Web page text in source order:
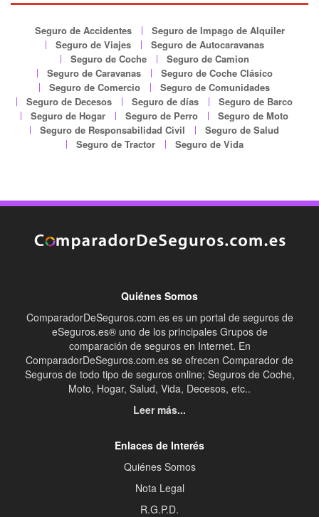
Seguro de Accidentes
Seguro de Impago de Alquiler
Seguro de Viajes
Seguro de Autocaravanas
Seguro de Coche
Seguro de Camion
Seguro de Caravanas
Seguro de Coche Clásico
Seguro de Comercio
Seguro de Comunidades
Seguro de Decesos
Seguro de días
Seguro de Barco
Seguro de Hogar
Seguro de Perro
Seguro de Moto
Seguro de Responsabilidad Civil
Seguro de Salud
Seguro de Tractor
Seguro de Vida
Quiénes Somos
ComparadorDeSeguros.com.es es un portal de seguros de
eSeguros.es® uno de los principales Grupos de
comparación de seguros en Internet. En
ComparadorDeSeguros.com.es se ofrecen Comparador de
Seguros de todo tipo de seguros online; Seguros de Coche,
Moto, Hogar, Salud, Vida, Decesos, etc..
Leer más...
Enlaces de Interés
Quiénes Somos
Nota Legal
R.G.P.D.